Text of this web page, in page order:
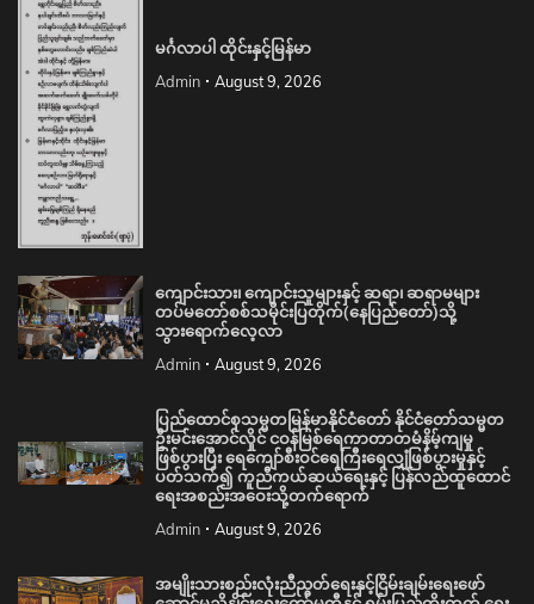
မင်္ဂလာပါ ထိုင်းနှင့်မြန်မာ
Admin August 9, 2026
ကျောင်းသား၊ ကျောင်းသူများနှင့် ဆရာ၊ ဆရာမများ
တပ်မတော်စစ်သမိုင်းပြတိုက်(နေပြည်တော်)သို့
သွားရောက်လေ့လာ
Admin August 9, 2026
ပြည်ထောင်စုသမ္မတမြန်မာနိုင်ငံတော် နိုင်ငံတော်သမ္မတ
ဦးမင်းအောင်လှိုင် ငဝန်မြစ်ရေကာတာတမံနိမ့်ကျမှု
ဖြစ်ပွားပြီး ရေကျော်စီးဝင်ရေကြီးရေလျှံဖြစ်ပွားမှုနှင့်
ပတ်သက်၍ ကူညီကယ်ဆယ်ရေးနှင့် ပြန်လည်ထူထောင်
ရေးအစည်းအဝေးသို့တက်ရောက်
Admin August 9, 2026
အမျိုးသားစည်းလုံးညီညွတ်ရေးနှင့်ငြိမ်းချမ်းရေးဖော်